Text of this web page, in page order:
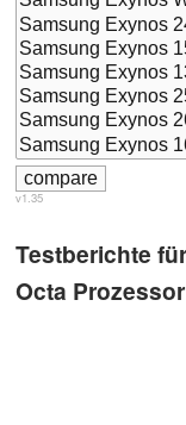
v1.35
Testberichte
Octa Prozessor